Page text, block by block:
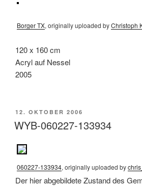
Borger TX, originally uploaded byChristoph
120 x 160 cm
Acryl auf Nessel
2005
POSTED
ON
12. OKTOBER 2006
WYB-060227-133934
060227-133934, originally uploaded by
Der hier abgebildete Zustand des